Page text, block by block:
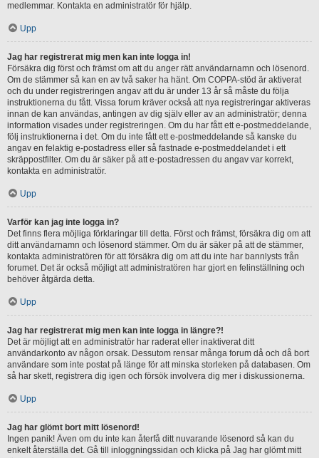
medlemmar. Kontakta en administratör för hjälp.
Upp
Jag har registrerat mig men kan inte logga in!
Försäkra dig först och främst om att du anger rätt användarnamn och lösenord.
Om de stämmer så kan en av två saker ha hänt. Om COPPA-stöd är aktiverat
och du under registreringen angav att du är under 13 år så måste du följa
instruktionerna du fått. Vissa forum kräver också att nya registreringar aktiveras
innan de kan användas, antingen av dig själv eller av an administratör; denna
information visades under registreringen. Om du har fått ett e-postmeddelande,
följ instruktionerna i det. Om du inte fått ett e-postmeddelande så kanske du
angav en felaktig e-postadress eller så fastnade e-postmeddelandet i ett
skräppostfilter. Om du är säker på att e-postadressen du angav var korrekt,
kontakta en administratör.
Upp
Varför kan jag inte logga in?
Det finns flera möjliga förklaringar till detta. Först och främst, försäkra dig om att
ditt användarnamn och lösenord stämmer. Om du är säker på att de stämmer,
kontakta administratören för att försäkra dig om att du inte har bannlysts från
forumet. Det är också möjligt att administratören har gjort en felinställning och
behöver åtgärda detta.
Upp
Jag har registrerat mig men kan inte logga in längre?!
Det är möjligt att en administratör har raderat eller inaktiverat ditt
användarkonto av någon orsak. Dessutom rensar många forum då och då bort
användare som inte postat på länge för att minska storleken på databasen. Om
så har skett, registrera dig igen och försök involvera dig mer i diskussionerna.
Upp
Jag har glömt bort mitt lösenord!
Ingen panik! Även om du inte kan återfå ditt nuvarande lösenord så kan du
enkelt återställa det. Gå till inloggningssidan och klicka på Jag har glömt mitt